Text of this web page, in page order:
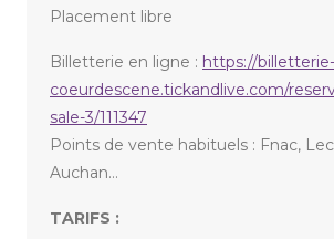
Placement libre
Billetterie en ligne : https://billetterie-
coeurdescene.tickandlive.com/
sale-3/111347
Points de vente habituels : Fnac,
Auchan…
TARIFS :